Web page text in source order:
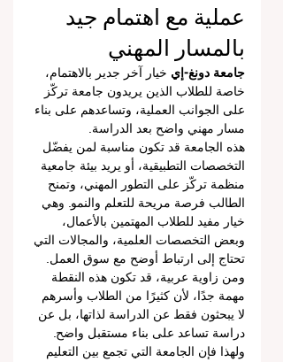
عملية مع اهتمام جيد
بالمسار المهني
جامعة دونغ-إي خيار آخر جدير بالاهتمام،
خاصة للطلاب الذين يريدون جامعة تركّز
على الجوانب العملية، وتساعدهم على بناء
مسار مهني واضح بعد الدراسة.
هذه الجامعة قد تكون مناسبة لمن يفضّل
التخصصات التطبيقية، أو يريد بيئة جامعية
منظمة تركّز على التطور المهني، وتمنح
الطالب فرصة مريحة للتعلم والنمو. وهي
خيار مفيد للطلاب المهتمين بالأعمال،
وبعض التخصصات العلمية، والمجالات التي
تحتاج إلى ارتباط أوضح مع سوق العمل.
ومن زاوية عربية، قد تكون هذه النقطة
مهمة جدًا، لأن كثيرًا من الطلاب وأسرهم
لا يبحثون فقط عن الدراسة لذاتها، بل عن
دراسة تساعد على بناء مستقبل واضح.
ولهذا فإن الجامعة التي تجمع بين التعليم